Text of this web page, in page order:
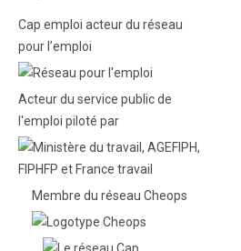
Cap emploi acteur du réseau
pour l’emploi
Acteur du service public de
l'emploi piloté par
Membre du réseau Cheops